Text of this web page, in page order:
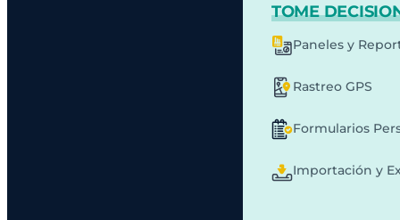
TOME
Paneles y
Rastreo GPS
Formularios
Importación y